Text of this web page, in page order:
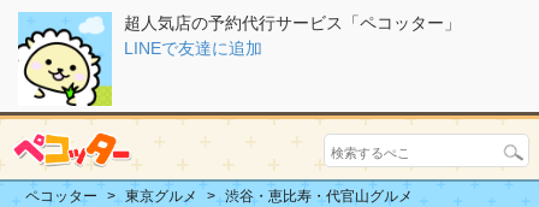
超人気店の予約代行サービス「ペコッター」
LINEで友達に追加
ペコッター 東京グルメ
渋谷・恵比寿・代官山グルメ